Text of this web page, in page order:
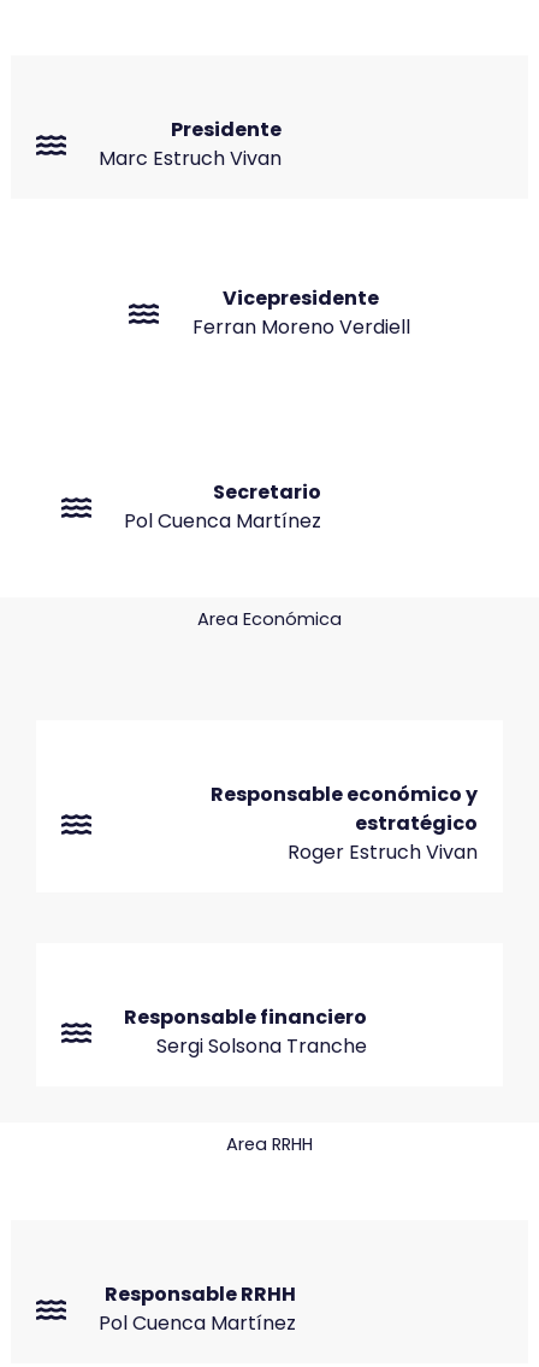
Presidente
Marc Estruch Vivan
Vicepresidente
Ferran Moreno Verdiell
Secretario
Pol Cuenca Martínez
Area Económica
Responsable económico y
estratégico
Roger Estruch Vivan
Responsable financiero
Sergi Solsona Tranche
Area RRHH
Responsable RRHH
Pol Cuenca Martínez